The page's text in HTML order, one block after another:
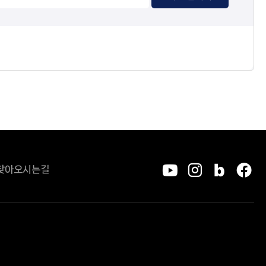
아오시는길
유튜브인스타그
블로그
페